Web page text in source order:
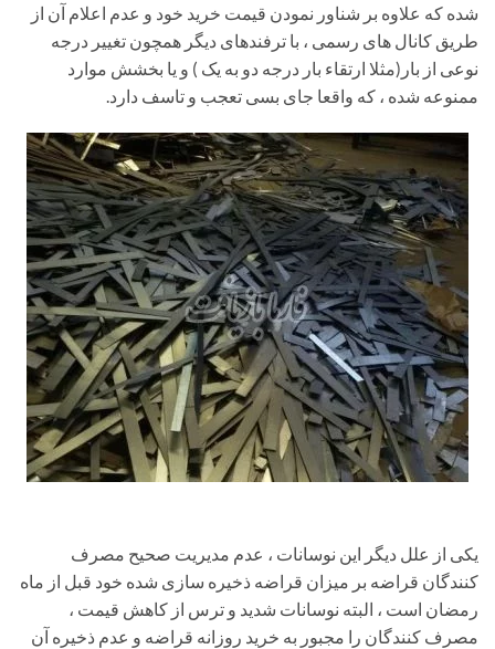
شده که علاوه بر شناور نمودن قیمت خرید خود و عدم اعلام آن از
طریق کانال های رسمی ، با ترفندهای دیگر همچون تغییر درجه
نوعی از بار(مثلا ارتقاء بار درجه دو به یک ) و یا بخشش موارد
ممنوعه شده ، که واقعا جای بسی تعجب و تاسف دارد.
یکی از علل دیگر این نوسانات ، عدم مدیریت صحیح مصرف
کنندگان قراضه بر میزان قراضه ذخیره سازی شده خود قبل از ماه
رمضان است ، البته نوسانات شدید و ترس از کاهش قیمت ،
مصرف کنندگان را مجبور به خرید روزانه قراضه و عدم ذخیره آن